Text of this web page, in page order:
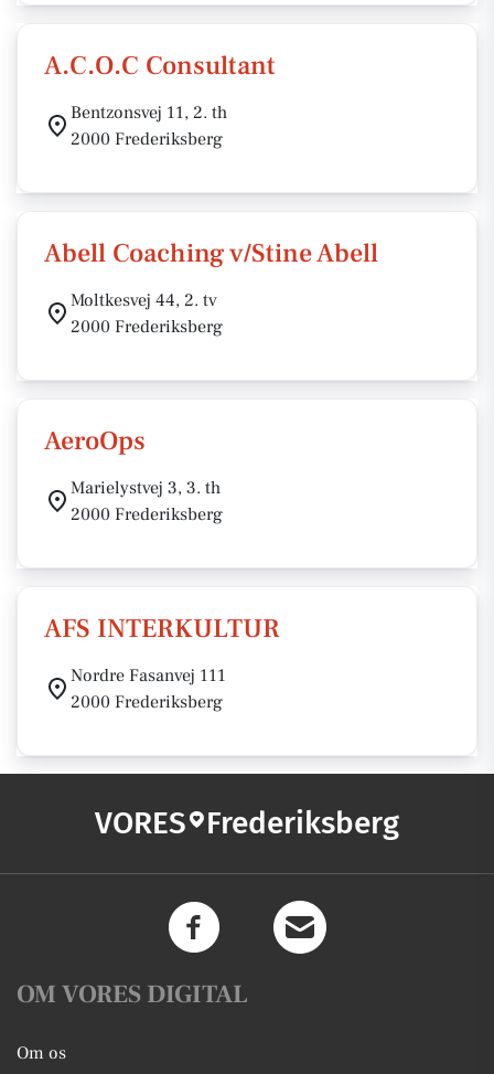
A.C.O.C Consultant
Bentzonsvej 11, 2. th
2000 Frederiksberg
Abell Coaching v/Stine Abell
Moltkesvej 44, 2. tv
2000 Frederiksberg
AeroOps
Marielystvej 3, 3. th
2000 Frederiksberg
AFS INTERKULTUR
Nordre Fasanvej 111
2000 Frederiksberg
VORES Frederiksberg
OM VORES DIGITAL
Om os